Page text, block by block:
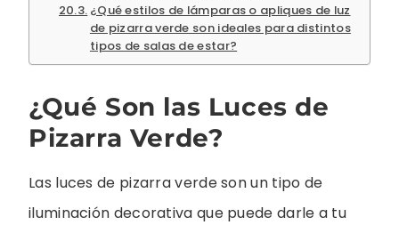
¿Qué estilos de lámparas o apliques de luz
de pizarra verde son ideales para distintos
tipos de salas de estar?
¿Qué Son las Luces de
Pizarra Verde?
Las luces de pizarra verde son un tipo de
iluminación decorativa que puede darle a tu